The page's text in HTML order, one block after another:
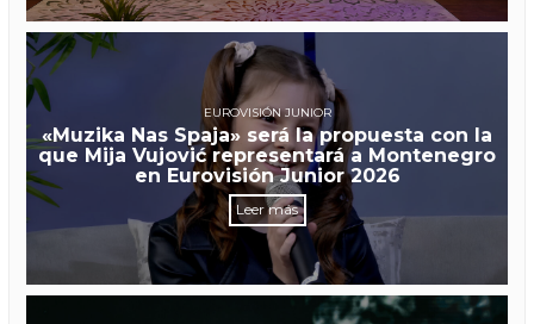
EUROVISIÓN JUNIOR
«Muzika Nas Spaja» será la propuesta con la
que Mija Vujović representará a Montenegro
en Eurovisión Junior 2026
Leer más